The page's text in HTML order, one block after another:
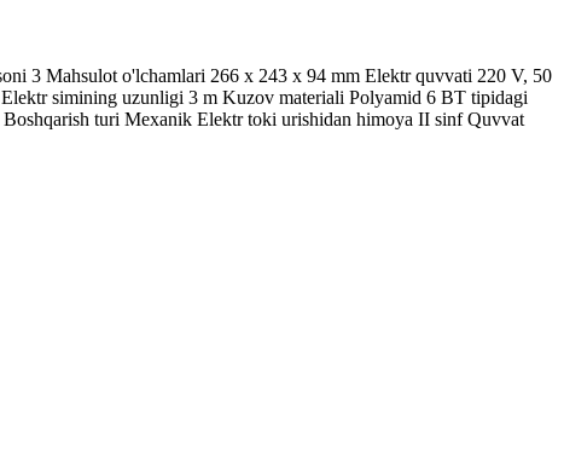
3 Mahsulot o'lchamlari 266 x 243 x 94 mm Elektr quvvati 220 V, 50
simining uzunligi 3 m Kuzov materiali Polyamid 6 BT tipidagi
turi Mexanik Elektr toki urishidan himoya II sinf Quvvat